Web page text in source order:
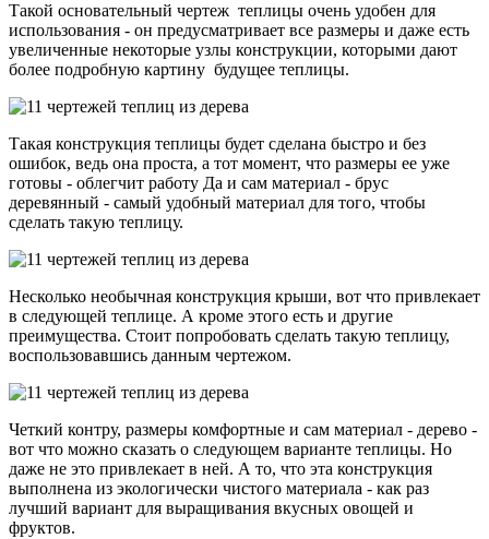
Такой основательный чертеж теплицы очень удобен для
использования - он предусматривает все размеры и даже есть
увеличенные некоторые узлы конструкции, которыми дают
более подробную картину будущее теплицы.
Такая конструкция теплицы будет сделана быстро и без
ошибок, ведь она проста, а тот момент, что размеры ее уже
готовы - облегчит работу Да и сам материал - брус
деревянный - самый удобный материал для того, чтобы
сделать такую теплицу.
Несколько необычная конструкция крыши, вот что привлекает
в следующей теплице. А кроме этого есть и другие
преимущества. Стоит попробовать сделать такую теплицу,
воспользовавшись данным чертежом.
Четкий контру, размеры комфортные и сам материал - дерево -
вот что можно сказать о следующем варианте теплицы. Но
даже не это привлекает в ней. А то, что эта конструкция
выполнена из экологически чистого материала - как раз
лучший вариант для выращивания вкусных овощей и
фруктов.